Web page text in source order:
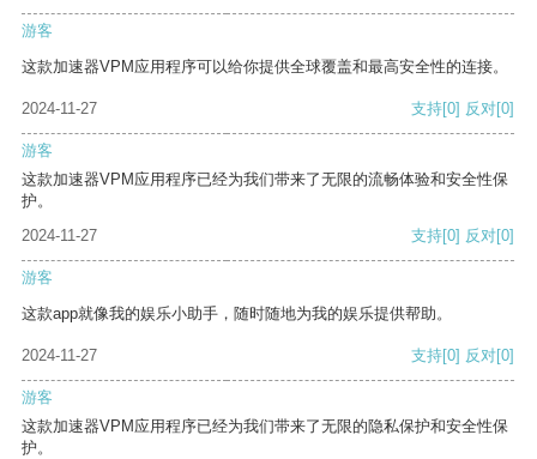
游客
这款加速器VPM应用程序可以给你提供全球覆盖和最高安全性的连接。
2024-11-27 支持[0] 反对[0]
游客
这款加速器VPM应用程序已经为我们带来了无限的流畅体验和安全性保
护。
2024-11-27
支持[0] 反对[0]
游客
这款app就像我的娱乐小助手，随时随地为我的娱乐提供帮助。
2024-11-27 支持[0] 反对[0]
游客
这款加速器VPM应用程序已经为我们带来了无限的隐私保护和安全性保
护。